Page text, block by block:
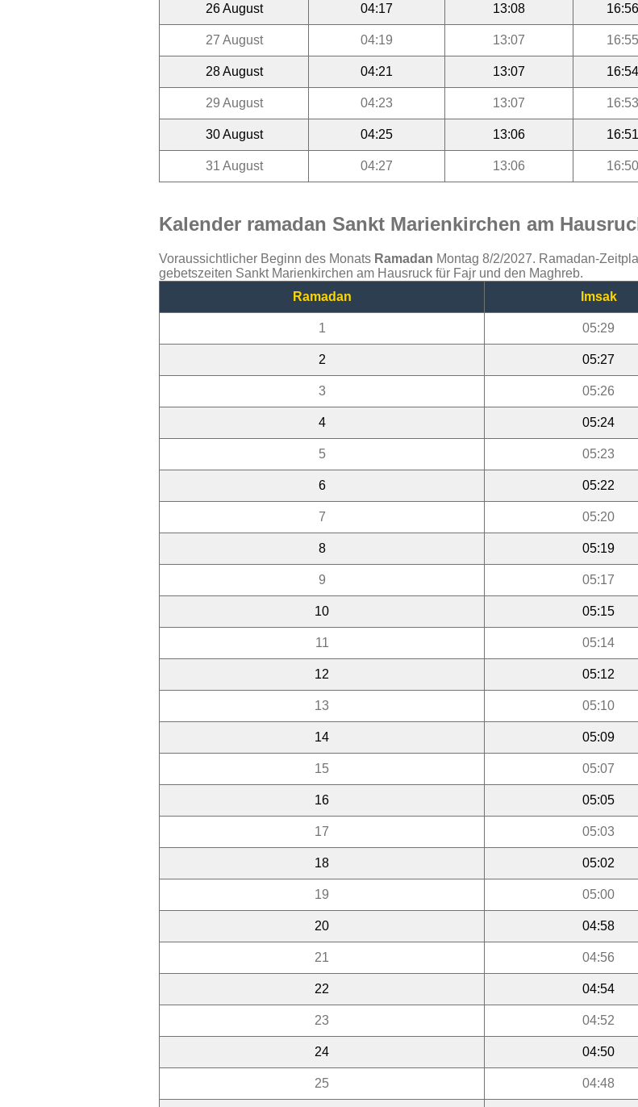
26 August 04:17 13:08 16:56
27 August 04:19 13:07 16:55
28 August 04:21 13:07 16:54
29 August 04:23 13:07 16:53
30 August 04:25 13:06 16:51
31 August 04:27 13:06 16:50
Kalender ramadan Sankt Marienkirchen am
Voraussichtlicher Beginn des Monats Ramadan Montag 8/2/2027. Ramadan-
gebetszeiten Sankt Marienkirchen am Hausruck für Fajr und den Maghreb.
Ramadan
Imsak
1 05:29
2 05:27
3 05:26
4 05:24
5 05:23
6 05:22
7 05:20
8 05:19
9 05:17
10 05:15
11 05:14
12 05:12
13 05:10
14 05:09
15 05:07
16 05:05
17 05:03
18 05:02
19 05:00
20 04:58
21 04:56
22 04:54
23 04:52
24 04:50
25 04:48